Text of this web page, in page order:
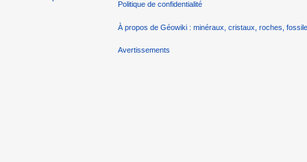
Politique de confidentialité
À propos de Géowiki : minéraux, cristaux, roches,
Avertissements